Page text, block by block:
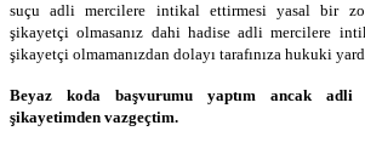
suçu adli mercilere intikal ettirmesi yasal bir
şikayetçi olmasanız dahi hadise adli mercilere
şikayetçi olmamanızdan dolayı tarafınıza hukuki
Beyaz koda başvurumu yaptım ancak adli
şikayetimden vazgeçtim.